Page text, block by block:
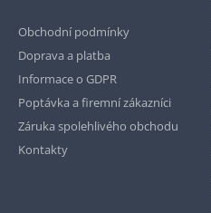
Obchodní podmínky
Doprava a platba
Informace o GDPR
Poptávka a firemní zákazníci
Záruka spolehlivého obchodu
Kontakty